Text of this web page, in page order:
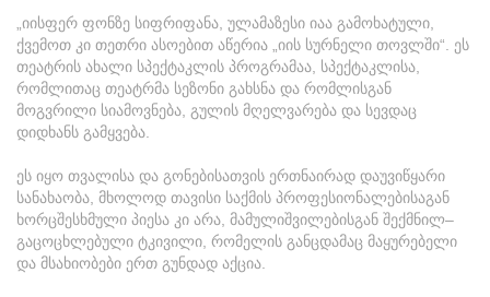
„იისფერ ფონზე სიფრიფანა, ულამაზესი იაა გამოხატული,
ქვემოთ კი თეთრი ასოებით აწერია „იის სურნელი თოვლში“. ეს
თეატრის ახალი სპექტაკლის პროგრამაა, სპექტაკლისა,
რომლითაც თეატრმა სეზონი გახსნა და რომლისგან
მოგვრილი სიამოვნება, გულის მღელვარება და სევდაც
დიდხანს გამყვება.
ეს იყო თვალისა და გონებისათვის ერთნაირად დაუვიწყარი
სანახაობა, მხოლოდ თავისი საქმის პროფესიონალებისაგან
ხორცშესხმული პიესა კი არა, მამულიშვილებისგან შექმნილ–
გაცოცხლებული ტკივილი, რომელის განცდამაც მაყურებელი
და მსახიობები ერთ გუნდად აქცია.